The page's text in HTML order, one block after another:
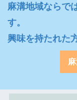
麻溝地域ならで
す。
興味を持たれた